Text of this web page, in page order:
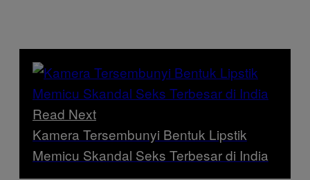
Read Next
Kamera Tersembunyi Bentuk Lipstik
Memicu Skandal Seks Terbesar di India